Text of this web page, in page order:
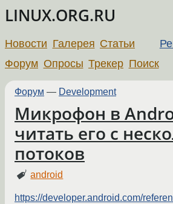
LINUX.ORG.RU
Новости Галерея Статьи
Форум Опросы Трекер Поиск
Форум — Development
Микрофон в
читать его с
потоков
android
https://developer.android.com/